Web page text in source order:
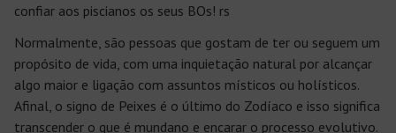
confiar aos piscianos os seus BOs! rs
Normalmente, são pessoas que gostam de ter ou seguem um
propósito de vida, com uma inquietação natural por alcançar
algo maior e ligação com assuntos místicos ou holísticos.
Afinal, o signo de Peixes é o último do Zodíaco e isso significa
transcender o que é mundano e encarar o processo evolutivo.